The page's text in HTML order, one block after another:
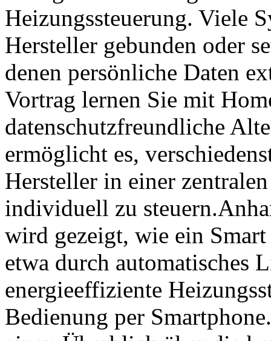
Heizungssteuerung. Viele
Hersteller gebunden oder
denen persönliche Daten
Vortrag lernen Sie mit
datenschutzfreundliche
ermöglicht es,
Hersteller in einer
individuell zu
wird gezeigt, wie ein
etwa durch automatisches
energieeffiziente
Bedienung per